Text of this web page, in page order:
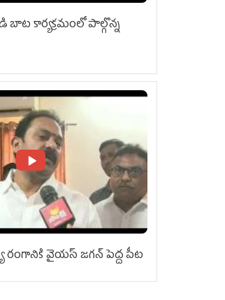
బాట కార్యక్రమంలో పాల్గొన్న
రంగానికి వైయ‌స్ జ‌గ‌న్ పెద్ద పీట